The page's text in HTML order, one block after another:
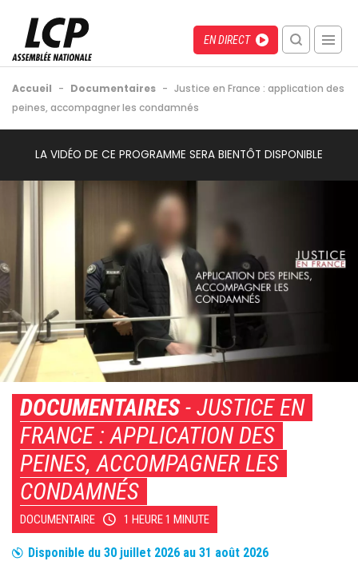
contenu
principal
Menu
recherche
mobile
Direct
EN DIRECT
Fil
d'Ariane
Accueil - Documentaires - Justice en France : application des
peines, accompagner les condamnés
top
LA VIDÉO DE CE PROGRAMME SERA BIENTÔT DISPONIBLE
Image
DOCUMENTAIRES- JUSTICE EN
FRANCE : APPLICATION DES
PEINES, ACCOMPAGNER LES
CONDAMNÉS
DOCUMENTAIRE 1 HEURE 1 MINUTE
Disponible du 30 juillet 2026 au 31 août 2026